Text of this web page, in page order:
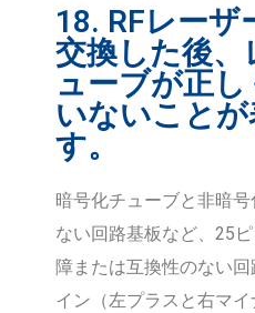
18. RFレーザ
交換した後、
ューブが正
いないこと
す。
暗号化チューブと非暗
ない回路基板など、25
障または互換性のない
イン（左プラスと右マ